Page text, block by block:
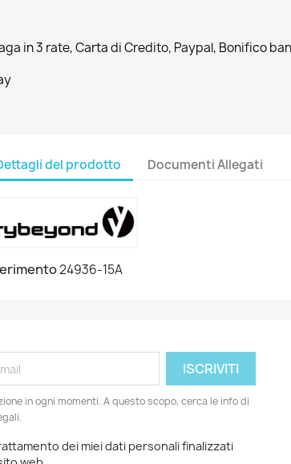
in 3 rate, Carta di Credito, Paypal, Bonifico
del prodotto Documenti Allegati
24936-15A
in ogni momenti. A questo scopo, cerca le info di
dei miei dati personali finalizzati